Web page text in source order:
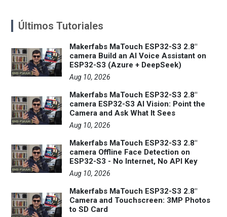
Últimos Tutoriales
Makerfabs MaTouch ESP32-S3 2.8"
camera Build an AI Voice Assistant on
ESP32-S3 (Azure + DeepSeek)
Aug 10, 2026
Makerfabs MaTouch ESP32-S3 2.8"
camera ESP32-S3 AI Vision: Point the
Camera and Ask What It Sees
Aug 10, 2026
Makerfabs MaTouch ESP32-S3 2.8"
camera Offline Face Detection on
ESP32-S3 - No Internet, No API Key
Aug 10, 2026
Makerfabs MaTouch ESP32-S3 2.8"
Camera and Touchscreen: 3MP Photos
to SD Card